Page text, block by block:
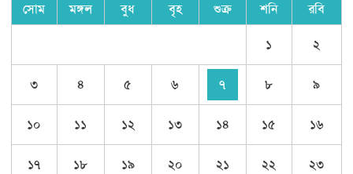
সোম মঙ্গল বুধ বৃহ শুক্র শনি রবি
১ ২
৩ ৪ ৫ ৬ ৭ ৮ ৯
১০ ১১ ১২ ১৩ ১৪ ১৫ ১৬
১৭ ১৮ ১৯ ২০ ২১ ২২ ২৩